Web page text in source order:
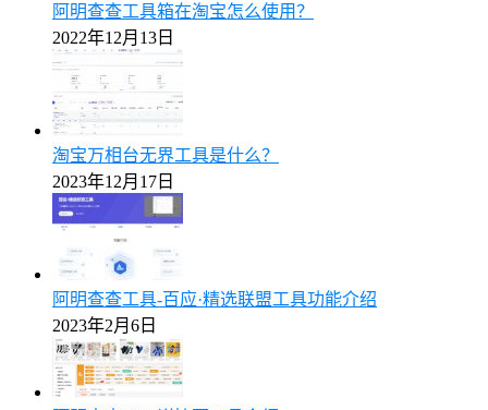
阿明查查工具箱在淘宝怎么使用？
2022年12月13日
淘宝万相台无界工具是什么？
2023年12月17日
阿明查查工具-百应·精选联盟工具功能介绍
2023年2月6日